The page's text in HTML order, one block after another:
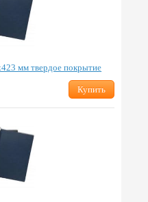
мм твердое покрытие
Купить